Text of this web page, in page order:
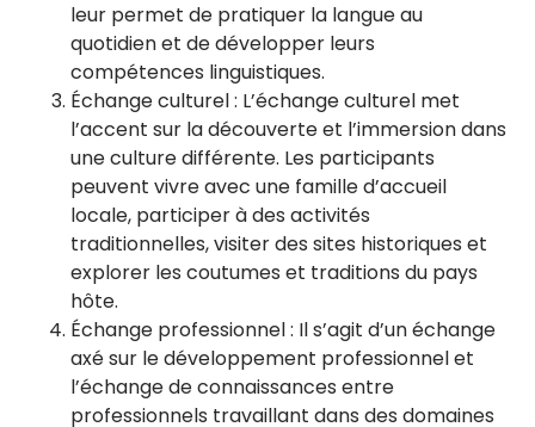
leur permet de pratiquer la langue au
quotidien et de développer leurs
compétences linguistiques.
Échange culturel : L’échange culturel met
l’accent sur la découverte et l’immersion dans
une culture différente. Les participants
peuvent vivre avec une famille d’accueil
locale, participer à des activités
traditionnelles, visiter des sites historiques et
explorer les coutumes et traditions du pays
hôte.
Échange professionnel : Il s’agit d’un échange
axé sur le développement professionnel et
l’échange de connaissances entre
professionnels travaillant dans des domaines